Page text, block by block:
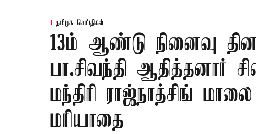
தமிழக செய்திகள்
13ம் ஆண்டு நினைவு
பா.சிவந்தி ஆதித்தனார்
மந்திரி ராஜ்நாத்சிங்
மரியாதை